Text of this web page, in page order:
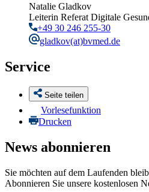
Natalie Gladkov
Leiterin Referat Digitale
+49 30 246 255-30
gladkov(at)bvmed.de
Service
Seite teilen
Vorlesefunktion
Drucken
News abonnieren
Sie möchten auf dem Laufenden
Abonnieren Sie unsere kostenlosen